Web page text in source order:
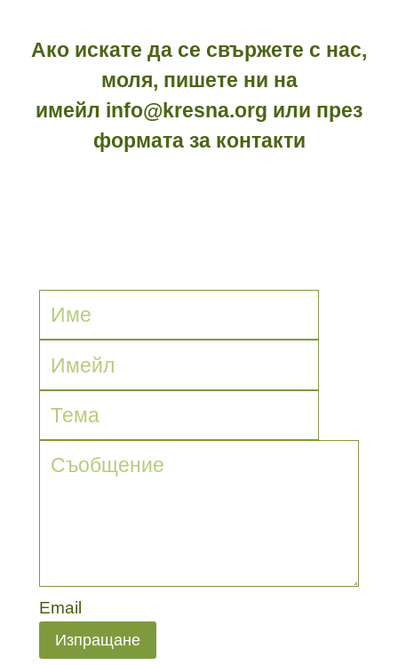
Ако искате да се свържете с нас,
моля, пишете ни на
имейл info@kresna.org или през
формата за контакти
Email
Изпращане